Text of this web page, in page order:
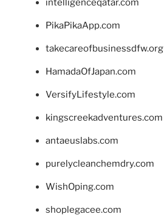
intelligenceqatar.com
PikaPikaApp.com
takecareofbusinessdfw.org
HamadaOfJapan.com
VersifyLifestyle.com
kingscreekadventures.com
antaeuslabs.com
purelycleanchemdry.com
WishOping.com
shoplegacee.com